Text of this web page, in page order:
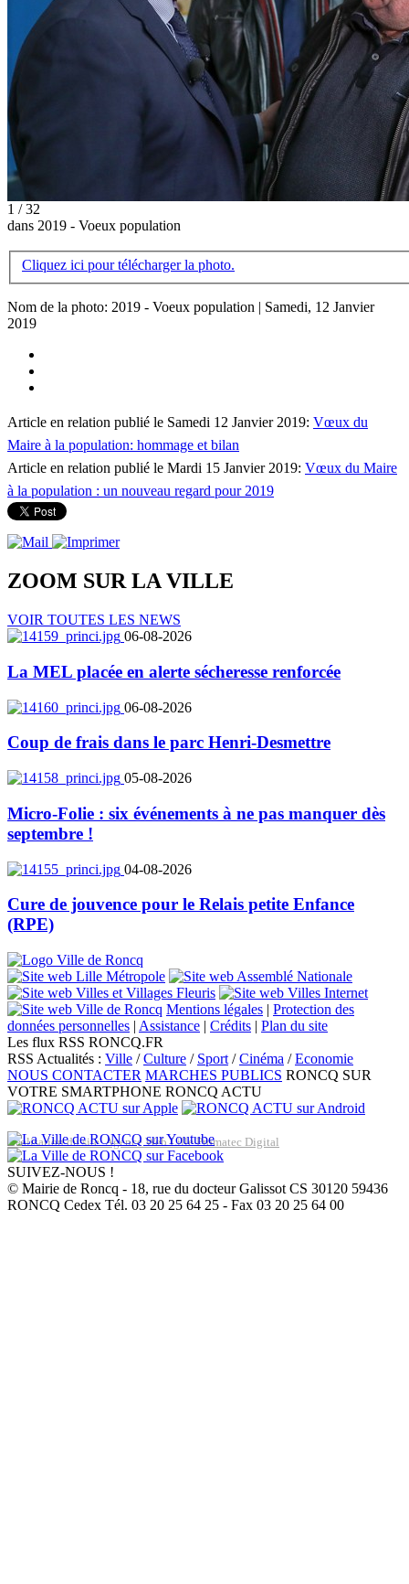
1 / 32
dans 2019 - Voeux population
Cliquez ici pour télécharger la photo.
Nom de la photo: 2019 - Voeux population | Samedi, 12 Janvier
2019
Article en relation publié le Samedi 12 Janvier 2019: Vœux du
Maire à la population: hommage et bilan
Article en relation publié le Mardi 15 Janvier 2019: Vœux du Maire
à la population : un nouveau regard pour 2019
ZOOM SUR LAVILLE
VOIR TOUTES LES NEWS
06-08-2026
La MEL placée en alerte sécheresse renforcée
06-08-2026
Coup de frais dans le parc Henri-Desmettre
05-08-2026
Micro-Folie : six événements à ne pas manquer dès
septembre !
04-08-2026
Cure de jouvence pour le Relais petite Enfance
(RPE)
Mentions légales | Protection des
données personnelles | Assistance | Crédits | Plan du site
Les flux RSS RONCQ.FR
RSS Actualités : Ville /Culture / Sport /Cinéma /Economie
NOUS CONTACTER MARCHES PUBLICS RONCQ SUR
VOTRE SMARTPHONE RONCQ ACTU
Réalisation du site: Agence Web Lille Promatec Digital
SUIVEZ-NOUS !
© Mairie de Roncq - 18, rue du docteur Galissot CS 30120 59436
RONCQ Cedex Tél. 03 20 25 64 25 - Fax 03 20 25 64 00